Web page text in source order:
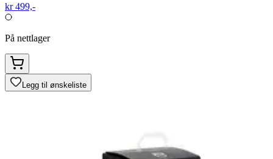
kr 499,-
På nettlager
Legg til ønskeliste